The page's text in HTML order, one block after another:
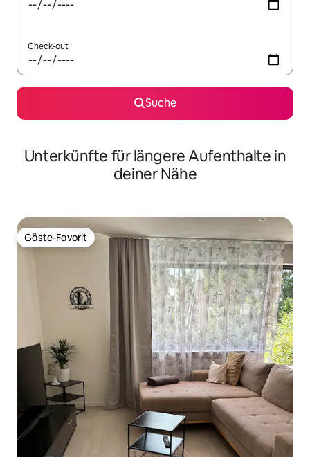
Check-out
Suche
Unterkünfte für längere Aufenthalte in
deiner Nähe
Gäste-Favorit
Gäste-Favorit